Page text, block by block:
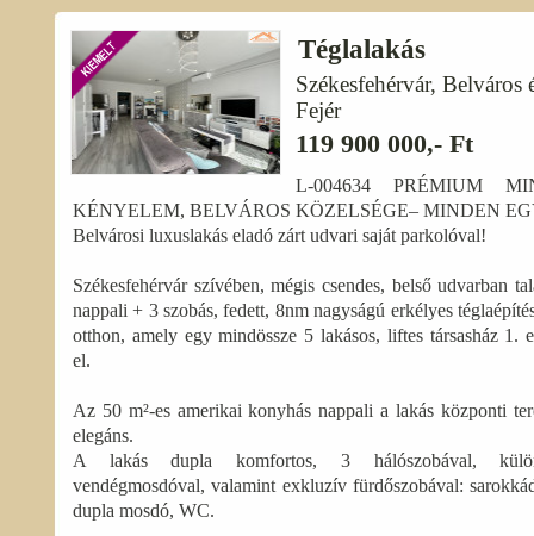
Téglalakás
Székesfehérvár, Belváros
Fejér
119 900 000,- Ft
L-004634 PRÉMIUM
KÉNYELEM, BELVÁROS KÖZELSÉGE– MINDEN
Belvárosi luxuslakás eladó zárt udvari saját parkolóval!
Székesfehérvár szívében, mégis csendes, belső udvarban
nappali + 3 szobás, fedett, 8nm nagyságú erkélyes
otthon, amely egy mindössze 5 lakásos, liftes társasház 1.
el.
Az 50 m²-es amerikai konyhás nappali a lakás központi
elegáns.
A lakás dupla komfortos, 3 hálószobával,
vendégmosdóval, valamint exkluzív fürdőszobával:
dupla mosdó, WC.